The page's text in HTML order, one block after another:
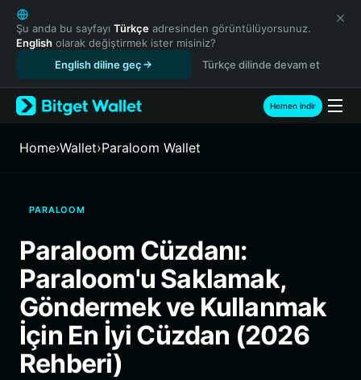
English
日本語
Tiếng Việt
Español (Latinoamérica)
Türkçe
Français
繁體中文
Bahasa Indonesia
ภาษาไทย
Español
Português (Brasil)
Español (Argentina)
Şu anda bu sayfayı Türkçe adresinden görüntülüyorsunuz.
English olarak değiştirmek ister misiniz?
English diline geç
Türkçe dilinde devam et
Hemen indir
Home›Wallet›Paraloom Wallet
PARALOOM
Paraloom Cüzdanı:
Paraloom'u Saklamak,
Göndermek ve Kullanmak
İçin En İyi Cüzdan (2026
Rehberi)